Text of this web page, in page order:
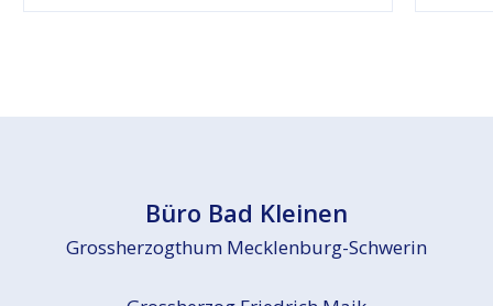
Büro Bad Kleinen
Grossherzogthum Mecklenburg-Schwerin